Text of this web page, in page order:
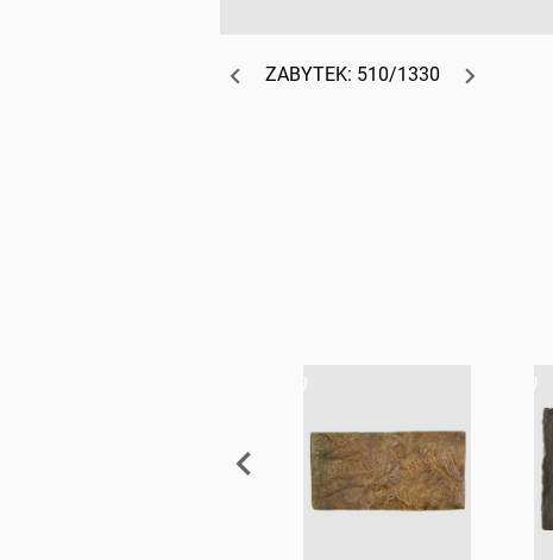
ZABYTEK: 510/1330